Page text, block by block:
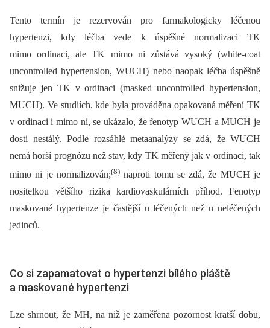
Tento termín je rezervován pro farmakologicky léčenou
hypertenzi, kdy léčba vede k úspěšné normalizaci TK
mimo ordinaci, ale TK mimo ni zůstává vysoký (white-coat
uncontrolled hypertension, WUCH) nebo naopak léčba úspěšně
snižuje jen TK v ordinaci (masked uncontrolled hypertension,
MUCH). Ve studiích, kde byla prováděna opakovaná měření TK
v ordinaci i mimo ni, se ukázalo, že fenotyp WUCH a MUCH je
dosti nestálý. Podle rozsáhlé metaanalýzy se zdá, že WUCH
nemá horší prognózu než stav, kdy TK měřený jak v ordinaci, tak
mimo ni je normalizován;(8)naproti tomu se zdá, že MUCH je
nositelkou většího rizika kardiovaskulárních příhod. Fenotyp
maskované hypertenze je častější u léčených než u neléčených
jedinců.
Co si zapamatovat o hypertenzi bílého pláště
a maskované hypertenzi
Lze shrnout, že MH, na niž je zaměřena pozornost kratší dobu,